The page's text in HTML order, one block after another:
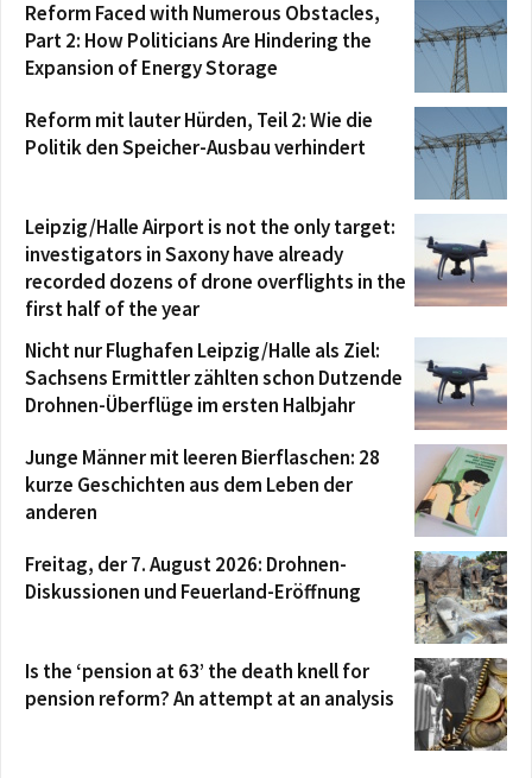
Reform Faced with Numerous Obstacles,
Part 2: How Politicians Are Hindering the
Expansion of Energy Storage
Reform mit lauter Hürden, Teil 2: Wie die
Politik den Speicher-Ausbau verhindert
Leipzig/Halle Airport is not the only target:
investigators in Saxony have already
recorded dozens of drone overflights in the
first half of the year
Nicht nur Flughafen Leipzig/Halle als Ziel:
Sachsens Ermittler zählten schon Dutzende
Drohnen-Überflüge im ersten Halbjahr
Junge Männer mit leeren Bierflaschen: 28
kurze Geschichten aus dem Leben der
anderen
Freitag, der 7. August 2026: Drohnen-
Diskussionen und Feuerland-Eröffnung
Is the ‘pension at 63’ the death knell for
pension reform? An attempt at an analysis